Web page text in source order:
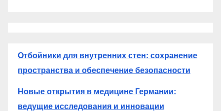
Отбойники для внутренних стен: сохранение
пространства и обеспечение безопасности
Новые открытия в медицине Германии:
ведущие исследования и инновации